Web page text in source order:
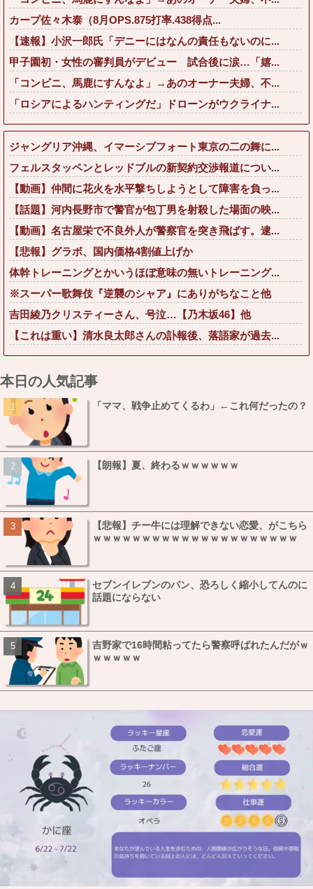
カープ佐々木泰（8月OPS.875打率.438得点...
【速報】小沢一郎氏「デニーにはなんの責任もないのに...
甲子園初・女性の審判員がデビュー 試合後に涙…「嬉...
「コンビニ、馬鹿にすんなよ」→あのオーナー夫婦、不...
「ロシアによるハンティングだ」ドローンがウクライナ...
ジャングリア沖縄、イマーシブフォート東京の二の舞に...
フェルスタッペンとレッドブルの新契約交渉報道につい...
【動画】仲間に花火を水平撃ちしようとして障害を負っ...
【話題】河内長野市で警官が包丁男を射殺した場面の映...
【動画】名古屋栄で不良外人が警察官を突き飛ばす。逮...
【悲報】グラボ、国内価格4割値上げか
体幹トレーニングとかいうほぼ意味の無いトレーニング...
※スーパー歌舞伎『逆襲のシャア』にありがちなこと他
吉田綾乃クリスティーさん、号泣…【乃木坂46】他
【これは重い】清水良太郎さんの訃報後、落語家が過去...
本日の人気記事
「ママ、戦争止めてくるわ」←これ何だったの？
【朗報】夏、終わるｗｗｗｗｗｗ
【悲報】チー牛には理解できない恋愛、がこちら
ｗｗｗｗｗｗｗｗｗｗｗｗｗｗｗｗｗｗｗｗｗ
セブンイレブンのパン、恐ろしく縮小してんのに
話題にならない
吉野家で16時間粘ってたら警察呼ばれたんだがｗ
ｗｗｗｗｗ